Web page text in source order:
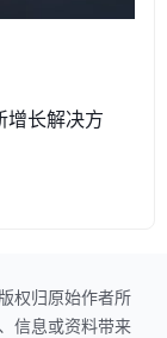
增长解决方
权归原始作者所
信息或资料带来